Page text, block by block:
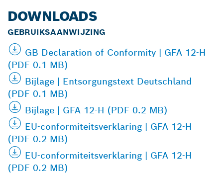
DOWNLOADS
GEBRUIKSAANWIJZING
GB Declaration of Conformity | GFA 12-H
(PDF 0.1 MB)
Bijlage | Entsorgungstext Deutschland
(PDF 0.1 MB)
Bijlage | GFA 12-H (PDF 0.2 MB)
EU-conformiteitsverklaring | GFA 12-H
(PDF 0.2 MB)
EU-conformiteitsverklaring | GFA 12-H
(PDF 0.2 MB)